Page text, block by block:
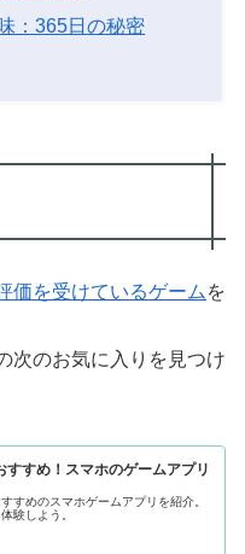
：365日の秘密
価を受けているゲーム を
次のお気に入りを見つけ
すすめ！スマホのゲームアプリ
すめのスマホゲームアプリを紹介。
験しよう。